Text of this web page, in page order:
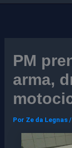
PM
arma,
Por Ze da Legnas